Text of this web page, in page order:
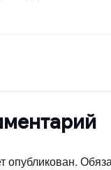
опубликован.